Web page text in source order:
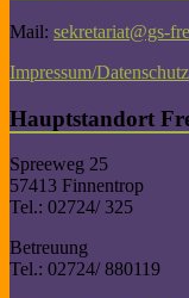
Mail: sekretariat@gs-
Impressum/Datenschutz
Hauptstandort
Spreeweg 25
57413 Finnentrop
Tel.: 02724/ 325
Betreuung
Tel.: 02724/ 880119